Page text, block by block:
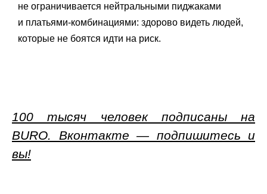
не ограничивается нейтральными пиджаками
и платьями-комбинациями: здорово видеть людей,
которые не боятся идти на риск.
100 тысяч человек подписаны на
BURO. Вконтакте — подпишитесь и
вы!